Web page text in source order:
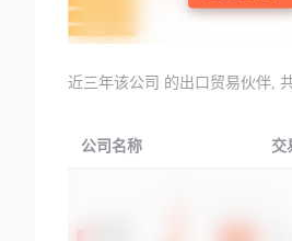
近三年该公司 的出口贸易伙伴,
公司名称 交